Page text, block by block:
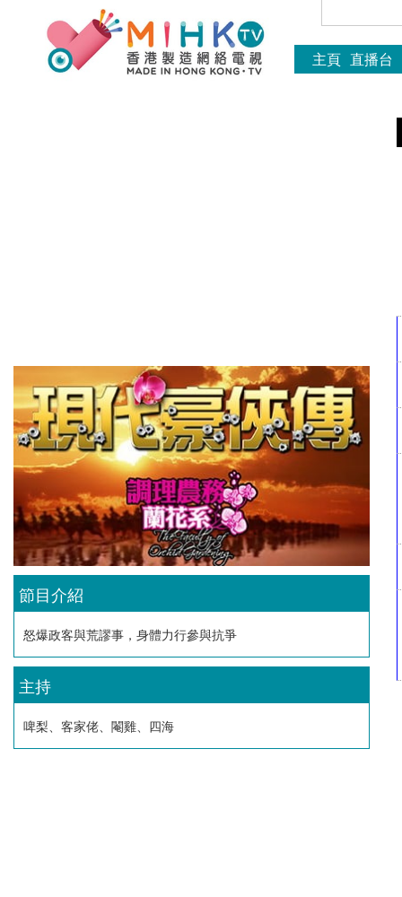
主頁 直播台
節目介紹
怒爆政客與荒謬事，身體力行參與抗爭
主持
啤梨、客家佬、閹雞、四海